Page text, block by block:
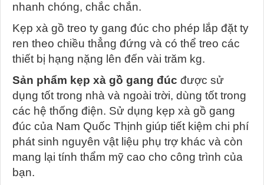
nhanh chóng, chắc chắn.
Kẹp xà gồ treo ty gang đúc cho phép lắp đặt ty
ren theo chiều thẳng đứng và có thể treo các
thiết bị hạng nặng lên đến vài trăm kg.
Sản phẩm kẹp xà gồ gang đúc được sử
dụng tốt trong nhà và ngoài trời, dùng tốt trong
các hệ thống điện. Sử dụng kẹp xà gồ gang
đúc của Nam Quốc Thịnh giúp tiết kiệm chi phí
phát sinh nguyên vật liệu phụ trợ khác và còn
mang lại tính thẩm mỹ cao cho công trình của
bạn.